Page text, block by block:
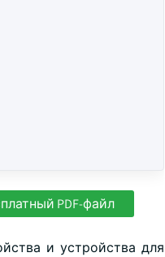
PDF-файл
и устройства для